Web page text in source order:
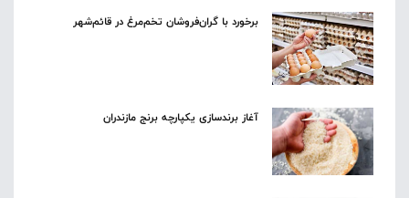
برخورد با گران‌فروشان تخم‌مرغ در قائم‌شهر
آغاز برندسازی یکپارچه برنج مازندران